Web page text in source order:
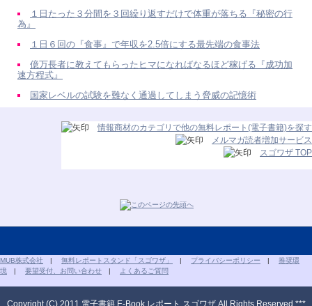
１日たった３分間を３回繰り返すだけで体重が落ちる『秘密の行
為』
１日６回の『食事』で年収を2.5倍にする最先端の食事法
億万長者に教えてもらったヒマになればなるほど稼げる『成功加
速方程式』
国家レベルの試験を難なく通過してしまう脅威の記憶術
情報商材のカテゴリで他の無料レポート(電子書籍)を探す
メルマガ読者増加サービス
スゴワザ TOP
MUB株式会社 | 無料レポートスタンド「スゴワザ」 | プライバシーポリシー | 推奨環
境 | 要望受付、お問い合わせ | よくあるご質問